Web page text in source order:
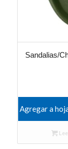
Sandalias/
Agregar a